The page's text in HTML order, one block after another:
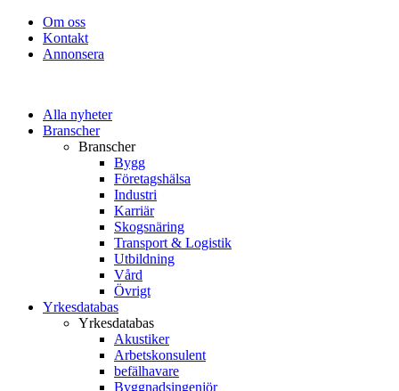
Om oss
Kontakt
Annonsera
Alla nyheter
Branscher
Branscher
Bygg
Företagshälsa
Industri
Karriär
Skogsnäring
Transport & Logistik
Utbildning
Vård
Övrigt
Yrkesdatabas
Yrkesdatabas
Akustiker
Arbetskonsulent
befälhavare
Byggnadsingenjör